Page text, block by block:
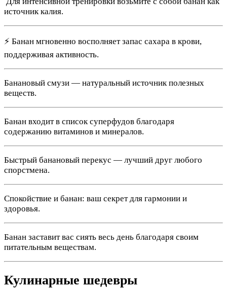
источник калия.
⚡ Банан мгновенно восполняет запас сахара в крови,
поддерживая активность.
Банановый смузи — натуральный источник полезных
веществ.
Банан входит в список суперфудов благодаря
содержанию витаминов и минералов.
Быстрый банановый перекус — лучший друг любого
спорстмена.
Спокойствие и банан: ваш секрет для гармонии и
здоровья.
Банан заставит вас сиять весь день благодаря своим
питательным веществам.
Кулинарные шедевры